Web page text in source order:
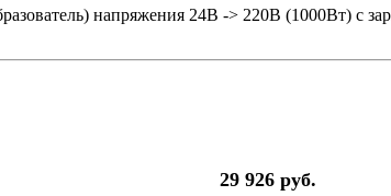
напряжения 24В -> 220В (1000Вт) с
29 926 руб.